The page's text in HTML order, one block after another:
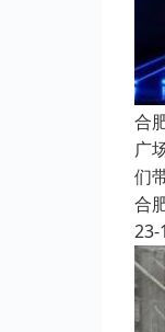
合
广
们
合
23-